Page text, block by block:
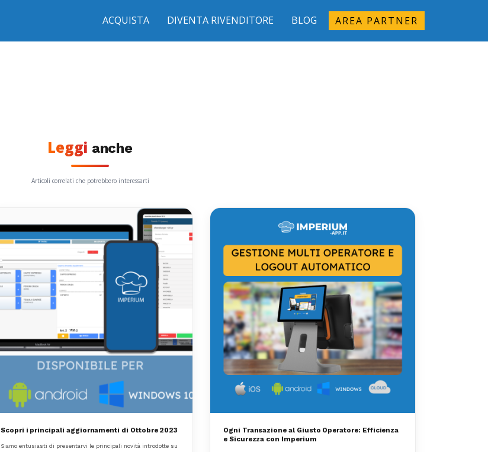
ACQUISTA DIVENTA RIVENDITORE BLOG AREA PARTNER
Leggi anche
Articoli correlati che potrebbero interessarti
Scopri i principali aggiornamenti di Ottobre 2023
Siamo entusiasti di presentarvi le principali novità introdotte su
Ogni Transazione al Giusto Operatore: Efficienza
e Sicurezza con Imperium